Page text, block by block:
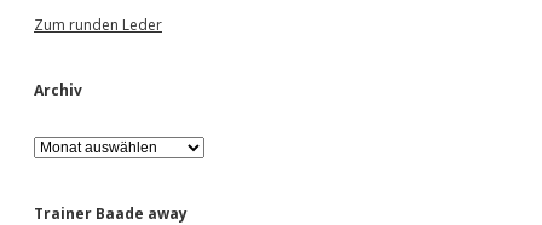
Zum runden Leder
Archiv
A
r
h
Trainer Baade away